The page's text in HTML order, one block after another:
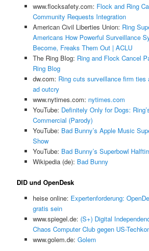
www.flocksafety.com: Flock and Ring
Community Requests Integration
American Civil Liberties Union: Ring
Americans How Powerful Surveillance
Become, Freaks Them Out | ACLU
The Ring Blog: Ring and Flock Cancel
Ring Blog
dw.com: Ring cuts surveillance firm ties
ad outcry
www.nytimes.com: nytimes.com
YouTube: Definitely Only for Dogs:
Commercial (Parody)
YouTube: Bad Bunny’s Apple Music
Show
YouTube: Bad Bunny’s Superbowl
Wikipedia (de): Bad Bunny
DID und OpenDesk
heise online: Expertenforderung:
gratis sein
www.spiegel.de: (S+) Digital
Chaos Computer Club gegen US-
www.golem.de: Golem